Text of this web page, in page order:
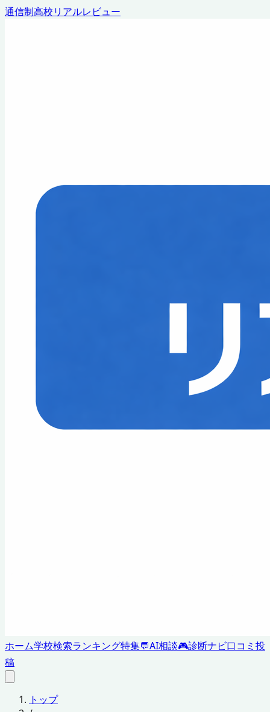
通信制高校リアルレビュー
ホーム学校検索ランキング特集💬AI相談🎮診断ナビ口コミ投
稿
トップ